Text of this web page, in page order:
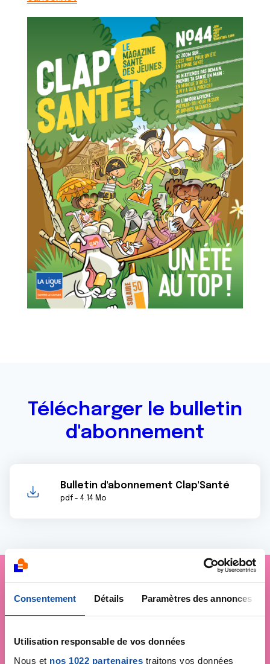
Consentement Détails Paramètres des annonces
Utilisation responsable de vos données
Nous et nos 1022 partenaires traitons vos données
Télécharger le bulletin
d'abonnement
Bulletin d'abonnement Clap'Santé
pdf - 4.14 Mo
Je soutiensla Ligue